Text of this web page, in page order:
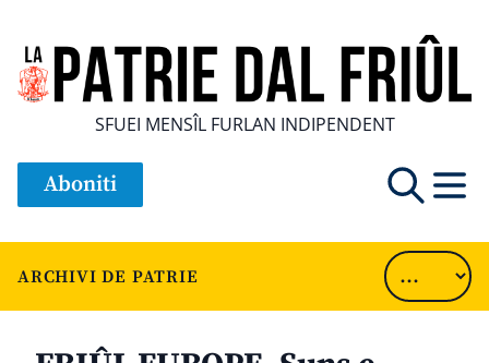
SFUEI MENSÎL FURLAN INDIPENDENT
Aboniti
ARCHIVI DE PATRIE